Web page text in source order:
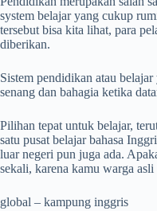
system belajar yang cukup
tersebut bisa kita lihat, para
diberikan.
Sistem pendidikan atau
senang dan bahagia ketika
Pilihan tepat untuk belajar,
satu pusat belajar bahasa
luar negeri pun juga ada.
sekali, karena kamu warga
global – kampung inggris